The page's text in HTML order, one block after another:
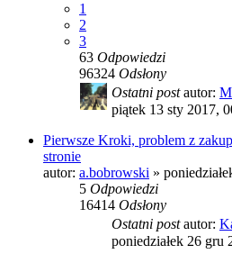
1
2
3
63 Odpowiedzi
96324 Odsłony
Ostatni postautor:
piątek 13 sty 2017,
Pierwsze Kroki, problem z
stronie
autor: a.bobrowski »
5 Odpowiedzi
16414 Odsłony
Ostatni postautor:
poniedziałek 26 gru